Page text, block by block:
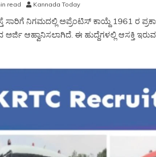
read Kannada Today
ಸಾರಿಗೆ ನಿಗಮದಲ್ಲಿ ಅಪ್ರೆಂಟಿಸ್ ಕಾಯ್ದೆ 1961 ರ
ಆಹ್ವಾನಿಸಲಾಗಿದೆ. ಈ ಹುದ್ದೆಗಳಲ್ಲಿ ಆಸಕ್ತಿ